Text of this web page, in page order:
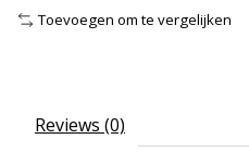
Toevoegen om te vergelijken
Reviews (0)